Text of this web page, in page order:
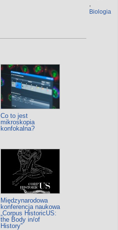
Biologia
Co to jest
mikroskopia
konfokalna?
Międzynarodowa
konferencja naukowa
„Corpus HistoricUS:
the Body in/of
History”